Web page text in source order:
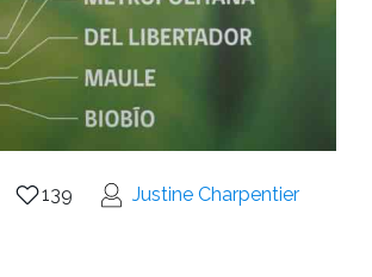
139 Justine Charpentier